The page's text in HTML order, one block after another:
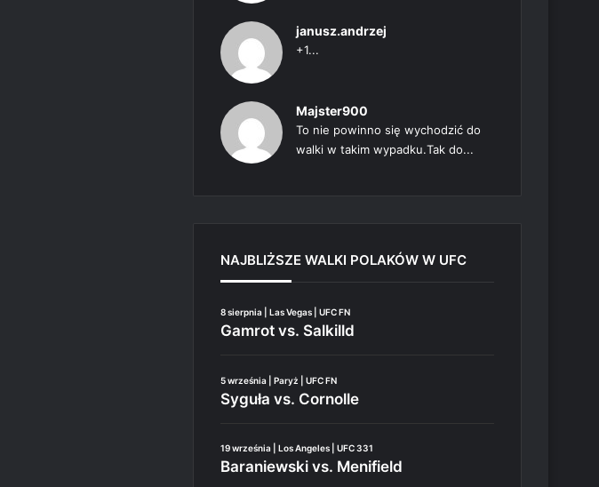
janusz.andrzej
+1...
Majster900
To nie powinno się wychodzić do
walki w takim wypadku.Tak do...
NAJBLIŻSZE WALKI POLAKÓW W UFC
8 sierpnia | Las Vegas | UFC FN
Gamrot vs. Salkilld
5 września | Paryż | UFC FN
Syguła vs. Cornolle
19 września | Los Angeles | UFC 331
Baraniewski vs. Menifield